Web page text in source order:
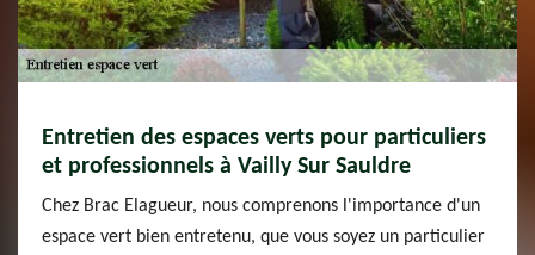
Entretien des espaces verts pour particuliers
et professionnels à Vailly Sur Sauldre
Chez Brac Elagueur, nous comprenons l'importance d'un
espace vert bien entretenu, que vous soyez un particulier